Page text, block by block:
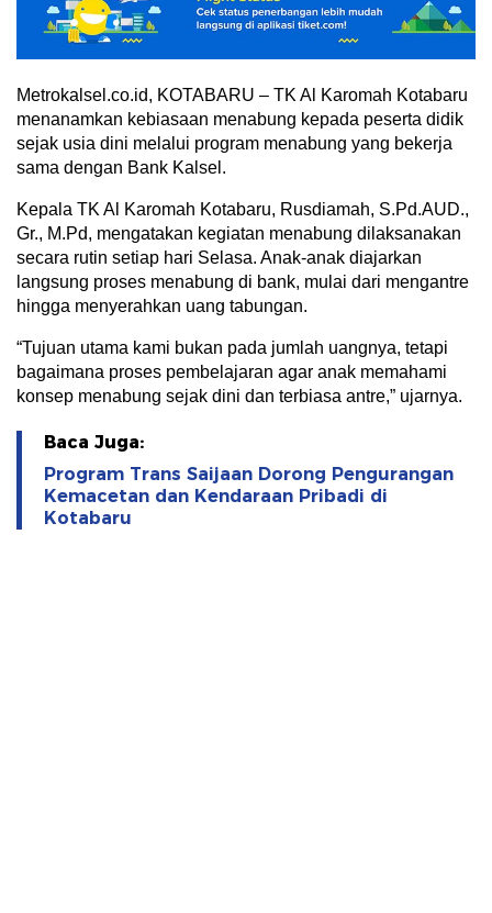
Metrokalsel.co.id, KOTABARU – TK Al Karomah Kotabaru
menanamkan kebiasaan menabung kepada peserta didik
sejak usia dini melalui program menabung yang bekerja
sama dengan Bank Kalsel.
Kepala TK Al Karomah Kotabaru, Rusdiamah, S.Pd.AUD.,
Gr., M.Pd, mengatakan kegiatan menabung dilaksanakan
secara rutin setiap hari Selasa. Anak-anak diajarkan
langsung proses menabung di bank, mulai dari mengantre
hingga menyerahkan uang tabungan.
“Tujuan utama kami bukan pada jumlah uangnya, tetapi
bagaimana proses pembelajaran agar anak memahami
konsep menabung sejak dini dan terbiasa antre,” ujarnya.
Baca Juga:
Program Trans Saijaan Dorong Pengurangan
Kemacetan dan Kendaraan Pribadi di
Kotabaru